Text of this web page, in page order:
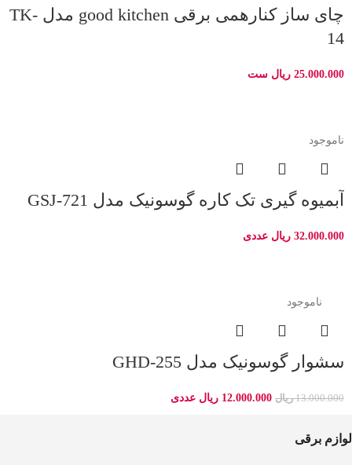
چای ساز کنارهمی برقی good kitchen مدل TK-
14
25.000.000 ریال ست
ناموجود
آبمیوه گیری تک کاره گوسونیک مدل GSJ-721
32.000.000 ریال عددی
ناموجود
سشوار گوسونیک مدل GHD-255
13.000.000 ریال 12.000.000 ریال عددی
لوازم برقی